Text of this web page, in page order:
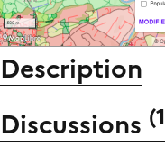
Description
Discussions (1